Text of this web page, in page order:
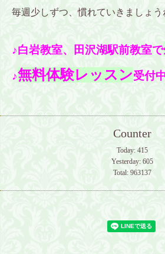
毎週少しずつ、慣れていきましょう
♪白岩教室、田沢湖駅前教室で
♪無料体験レッスン受付
Counter
Today: 415
Yesterday: 605
Total: 963137